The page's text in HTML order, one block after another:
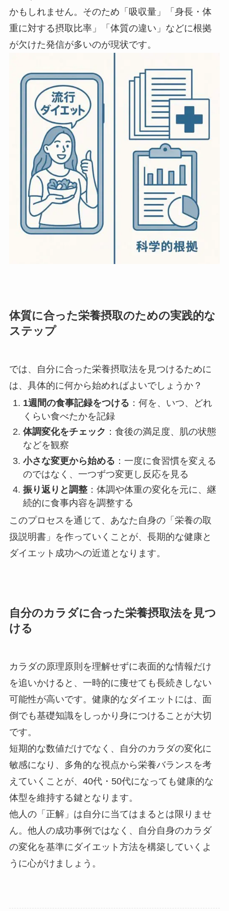
かもしれません。そのため「吸収量」「身長・体
重に対する摂取比率」「体質の違い」などに根拠
が欠けた発信が多いのが現状です。
体質に合った栄養摂取のための実践的な
ステップ
では、自分に合った栄養摂取法を見つけるために
は、具体的に何から始めればよいでしょうか？
1週間の食事記録をつける ：何を、いつ、どれ
くらい食べたかを記録
体調変化をチェック ：食後の満足度、肌の状態
などを観察
小さな変更から始める ：一度に食習慣を変える
のではなく、一つずつ変更し反応を見る
振り返りと調整：体調や体重の変化を元に、継
続的に食事内容を調整する
このプロセスを通じて、あなた自身の「栄養の取
扱説明書」を作っていくことが、長期的な健康と
ダイエット成功への近道となります。
自分のカラダに合った栄養摂取法を見つ
ける
カラダの原理原則を理解せずに表面的な情報だけ
を追いかけると、一時的に痩せても長続きしない
可能性が高いです。健康的なダイエットには、面
倒でも基礎知識をしっかり身につけることが大切
です。
短期的な数値だけでなく、自分のカラダの変化に
敏感になり、多角的な視点から栄養バランスを考
えていくことが、40代・50代になっても健康的な
体型を維持する鍵となります。
他人の「正解」は自分に当てはまるとは限りませ
ん。他人の成功事例ではなく、自分自身のカラダ
の変化を基準にダイエット方法を構築していくよ
うに心がけましょう。